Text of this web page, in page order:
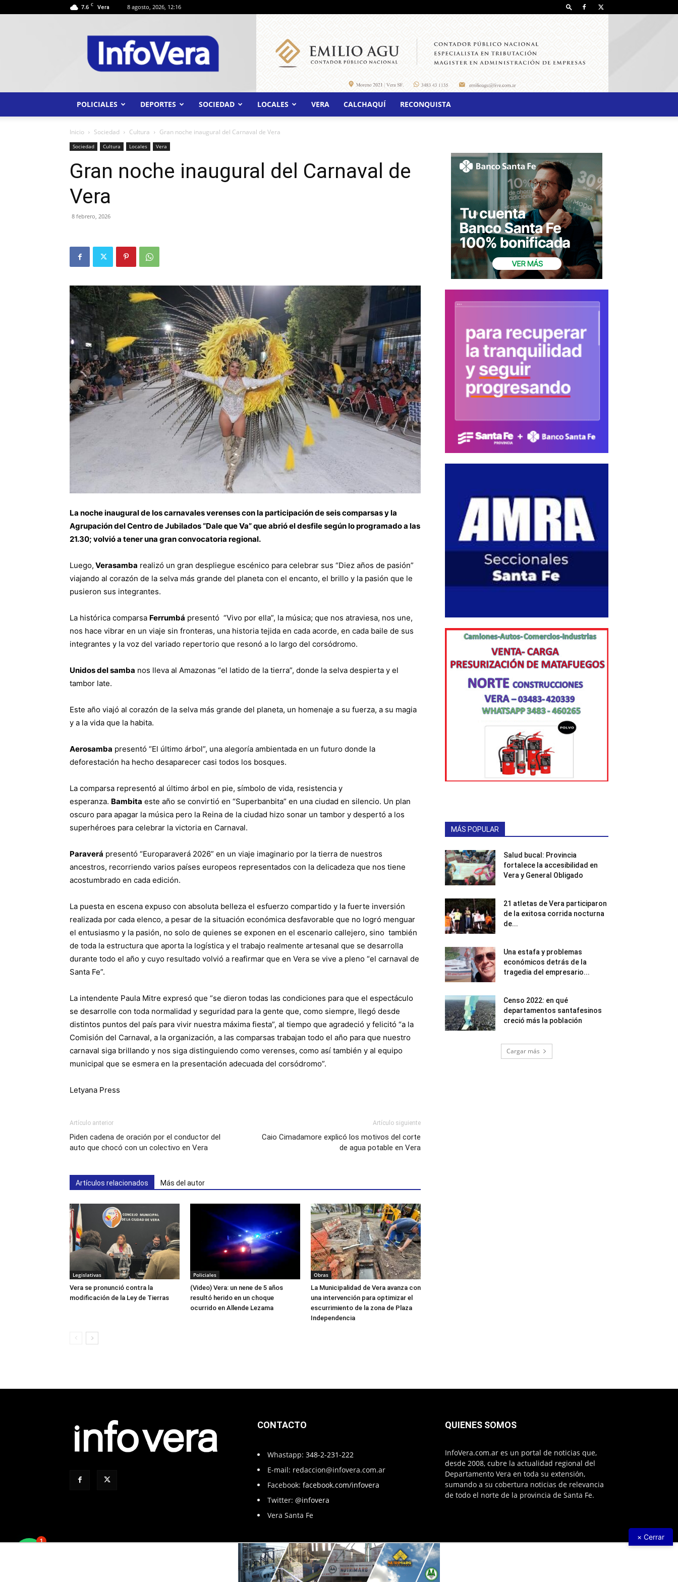
7.6 C Vera 8 agosto, 2026, 12:16
INFO
VERA
POLICIALES DEPORTES SOCIEDAD LOCALES VERA CALCHAQUÍ RECONQUISTA
Inicio Sociedad Cultura Gran noche inaugural del Carnaval de Vera
Sociedad Cultura Locales Vera
Gran noche inaugural del Carnaval de
Vera
8 febrero, 2026
La noche inaugural de los carnavales verenses con la participación de seis comparsas y la
Agrupación del Centro de Jubilados “Dale que Va” que abrió el desfile según lo programado a las
21.30; volvió a tener una gran convocatoria regional.
Luego, Verasamba realizó un gran despliegue escénico para celebrar sus “Diez años de pasión”
viajando al corazón de la selva más grande del planeta con el encanto, el brillo y la pasión que le
pusieron sus integrantes.
La histórica comparsa Ferrumbá presentó “Vivo por ella”, la música; que nos atraviesa, nos une,
nos hace vibrar en un viaje sin fronteras, una historia tejida en cada acorde, en cada baile de sus
integrantes y la voz del variado repertorio que resonó a lo largo del corsódromo.
Unidos del samba nos lleva al Amazonas “el latido de la tierra”, donde la selva despierta y el
tambor late.
Este año viajó al corazón de la selva más grande del planeta, un homenaje a su fuerza, a su magia
y a la vida que la habita.
Aerosamba presentó “El último árbol”, una alegoría ambientada en un futuro donde la
deforestación ha hecho desaparecer casi todos los bosques.
La comparsa representó al último árbol en pie, símbolo de vida, resistencia y
esperanza. Bambita este año se convirtió en “Superbanbita” en una ciudad en silencio. Un plan
oscuro para apagar la música pero la Reina de la ciudad hizo sonar un tambor y despertó a los
superhéroes para celebrar la victoria en Carnaval.
Paraverá presentó “Europaraverá 2026” en un viaje imaginario por la tierra de nuestros
ancestros, recorriendo varios países europeos representados con la delicadeza que nos tiene
acostumbrado en cada edición.
La puesta en escena expuso con absoluta belleza el esfuerzo compartido y la fuerte inversión
realizada por cada elenco, a pesar de la situación económica desfavorable que no logró menguar
el entusiasmo y la pasión, no solo de quienes se exponen en el escenario callejero, sino también
de toda la estructura que aporta la logística y el trabajo realmente artesanal que se desarrolla
durante todo el año y cuyo resultado volvió a reafirmar que en Vera se vive a pleno “el carnaval de
Santa Fe”.
La intendente Paula Mitre expresó que “se dieron todas las condiciones para que el espectáculo
se desarrolle con toda normalidad y seguridad para la gente que, como siempre, llegó desde
distintos puntos del país para vivir nuestra máxima fiesta”, al tiempo que agradeció y felicitó “a la
Comisión del Carnaval, a la organización, a las comparsas trabajan todo el año para que nuestro
carnaval siga brillando y nos siga distinguiendo como verenses, como así también y al equipo
municipal que se esmera en la presentación adecuada del corsódromo”.
Letyana Press
Artículo anterior
Piden cadena de oración por el conductor del
auto que chocó con un colectivo en Vera
Artículo siguiente
Caio Cimadamore explicó los motivos del corte
de agua potable en Vera
Artículos relacionados Más del autor
Legislativas
Vera se pronunció contra la
modificación de la Ley de Tierras
Policiales
(Video) Vera: un nene de 5 años
resultó herido en un choque
ocurrido en Allende Lezama
Obras
La Municipalidad de Vera avanza con
una intervención para optimizar el
escurrimiento de la zona de Plaza
Independencia
MÁS POPULAR
Salud bucal: Provincia
fortalece la accesibilidad en
Vera y General Obligado
21 atletas de Vera participaron
de la exitosa corrida nocturna
de...
Una estafa y problemas
económicos detrás de la
tragedia del empresario...
Censo 2022: en qué
departamentos santafesinos
creció más la población
Cargar más
CONTACTO
Whastapp: 348-2-231-222
E-mail: redaccion@infovera.com.ar
Facebook: facebook.com/infovera
Twitter: @infovera
Vera Santa Fe
QUIENES SOMOS
InfoVera.com.ar es un portal de noticias que,
desde 2008, cubre la actualidad regional del
Departamento Vera en toda su extensión,
sumando a su cobertura noticias de relevancia
de todo el norte de la provincia de Santa Fe.
Todos Los Derechos Reservados © 2008 – 2026. Infovera.com.ar - Powered byPG Multimedias
× Cerrar
1